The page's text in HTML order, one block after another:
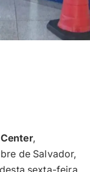
,
de Salvador,